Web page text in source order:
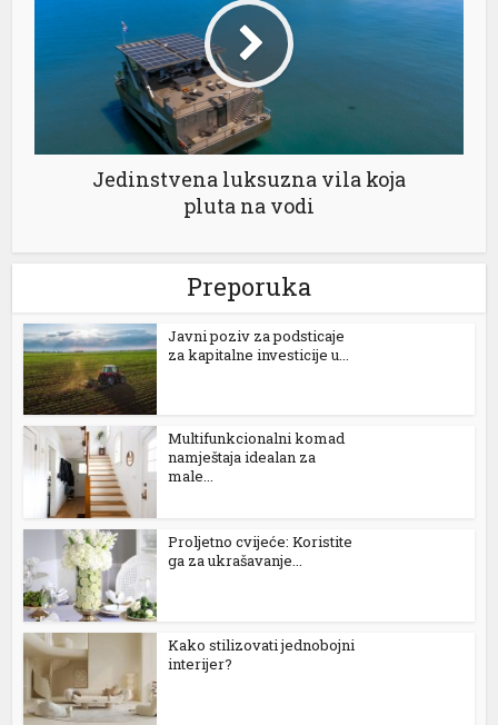
Jedinstvena luksuzna vila koja
pluta na vodi
Preporuka
Јavni poziv za podsticaje
za kapitalne investicije u...
Multifunkcionalni komad
namještaja idealan za
male...
Proljetno cvijeće: Koristite
ga za ukrašavanje...
Kako stilizovati jednobojni
interijer?